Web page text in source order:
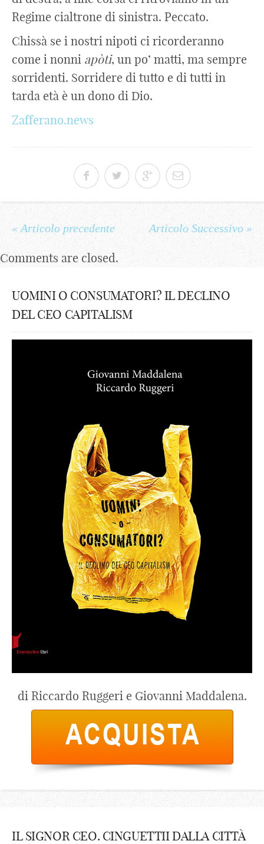
Regime cialtrone di sinistra. Peccato.
Chissà se i nostri nipoti ci ricorderanno
come i nonni apòti, un po’ matti, ma sempre
sorridenti. Sorridere di tutto e di tutti in
tarda età è un dono di Dio.
Zafferano.news
« Articolo precedente Articolo Successivo »
Comments are closed.
UOMINI O CONSUMATORI? IL DECLINO
DEL CEO CAPITALISM
di Riccardo Ruggeri e Giovanni Maddalena.
IL SIGNOR CEO. CINGUETTII DALLA CITTÀ